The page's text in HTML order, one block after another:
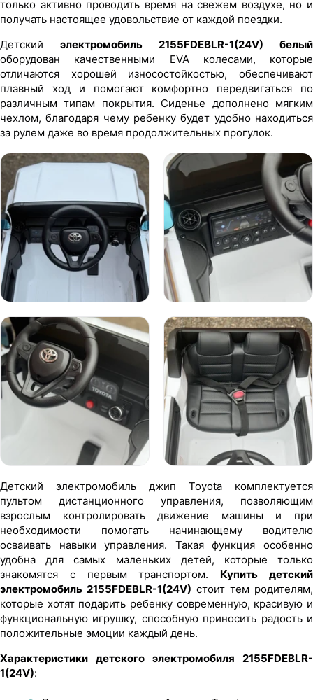
только активно проводить время на свежем воздухе, но и
получать настоящее удовольствие от каждой поездки.
Детский электромобиль 2155FDEBLR-1(24V) белый
оборудован качественными EVA колесами, которые
отличаются хорошей износостойкостью, обеспечивают
плавный ход и помогают комфортно передвигаться по
различным типам покрытия. Сиденье дополнено мягким
чехлом, благодаря чему ребенку будет удобно находиться
за рулем даже во время продолжительных прогулок.
Детский электромобиль джип Toyota комплектуется
пультом дистанционного управления, позволяющим
взрослым контролировать движение машины и при
необходимости помогать начинающему водителю
осваивать навыки управления. Такая функция особенно
удобна для самых маленьких детей, которые только
знакомятся с первым транспортом. Купить детский
электромобиль 2155FDEBLR-1(24V) стоит тем родителям,
которые хотят подарить ребенку современную, красивую и
функциональную игрушку, способную приносить радость и
положительные эмоции каждый день.
Характеристики детского электромобиля 2155FDEBLR-
1(24V):